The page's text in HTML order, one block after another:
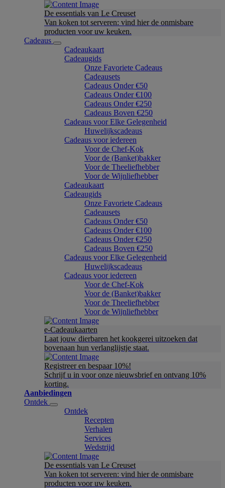
De essentials van Le Creuset
Van koken tot serveren: vind hier de onmisbare
producten voor uw keuken.
Cadeaus
Cadeaukaart
Cadeaugids
Onze Favoriete Cadeaus
Cadeausets
Cadeaus Onder €50
Cadeaus Onder €100
Cadeaus Onder €250
Cadeaus Boven €250
Cadeaus voor Elke Gelegenheid
Huwelijkscadeaus
Cadeaus voor iedereen
Voor de Chef-Kok
Voor de (Banket)bakker
Voor de Theeliefhebber
Voor de Wijnliefhebber
Cadeaukaart
Cadeaugids
Onze Favoriete Cadeaus
Cadeausets
Cadeaus Onder €50
Cadeaus Onder €100
Cadeaus Onder €250
Cadeaus Boven €250
Cadeaus voor Elke Gelegenheid
Huwelijkscadeaus
Cadeaus voor iedereen
Voor de Chef-Kok
Voor de (Banket)bakker
Voor de Theeliefhebber
Voor de Wijnliefhebber
e-Cadeaukaarten
Laat jouw dierbaren het kookgerei uitzoeken dat
bovenaan hun verlanglijstje staat.
Registreer en bespaar 10%!
Schrijf u in voor onze nieuwsbrief en ontvang 10%
korting.
Aanbiedingen
Ontdek
Ontdek
Recepten
Verhalen
Services
Wedstrijd
De essentials van Le Creuset
Van koken tot serveren: vind hier de onmisbare
producten voor uw keuken.